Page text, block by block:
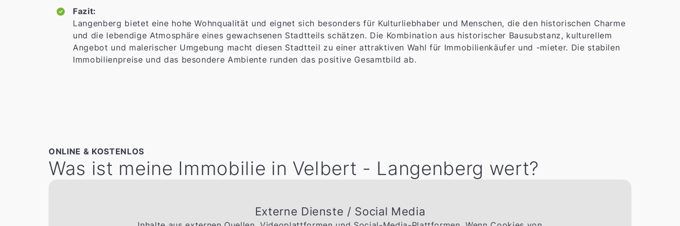
Fazit:
Langenberg bietet eine hohe Wohnqualität und eignet sich besonders für Kulturliebhaber und Menschen, die den historischen Charme
und die lebendige Atmosphäre eines gewachsenen Stadtteils schätzen. Die Kombination aus historischer Bausubstanz, kulturellem
Angebot und malerischer Umgebung macht diesen Stadtteil zu einer attraktiven Wahl für Immobilienkäufer und -mieter. Die stabilen
Immobilienpreise und das besondere Ambiente runden das positive Gesamtbild ab.
ONLINE & KOSTENLOS
Was ist meine Immobilie in Velbert - Langenberg wert?
Externe Dienste / Social Media